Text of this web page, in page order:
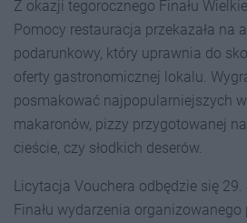
Z okazji tegorocznego Finału
Pomocy restauracja przekazała na
podarunkowy, który uprawnia do
oferty gastronomicznej lokalu.
posmakować najpopularniejszych
makaronów, pizzy przygotowanej
cieście, czy słodkich deserów.
Licytacja Vouchera odbędzie się
Finału wydarzenia organizowanego